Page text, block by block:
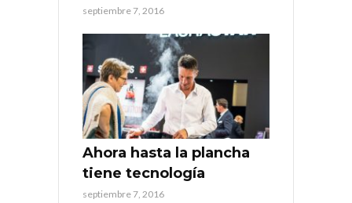
septiembre 7, 2016
Ahora hasta la plancha
tiene tecnología
septiembre 7, 2016